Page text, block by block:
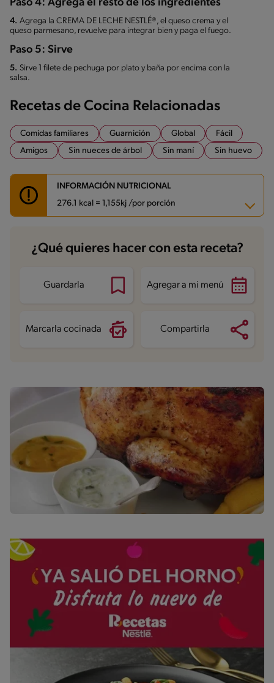
Paso 4: Agrega el resto de los ingredientes
4. Agrega la CREMA DE LECHE NESTLÉ®, el queso crema y el
queso parmesano, revuelve para integrar bien y paga el fuego.
Paso 5: Sirve
5. Sirve 1 filete de pechuga por plato y baña por encima con la
salsa.
Recetas de Cocina Relacionadas
Comidas familiares Guarnición Global
Fácil
Amigos
Sin nueces de árbol Sin maní Sin huevo
INFORMACIÓN NUTRICIONAL
276.1 kcal = 1,155kj /por porción
Carbohidratos 2.8 g
Energía 276.1 kcal
Grasas saturadas
528.8 mg
¿Qué quieres hacer con esta receta?
Guardarla Agregar a mi menú
Marcarla cocinada Compartirla